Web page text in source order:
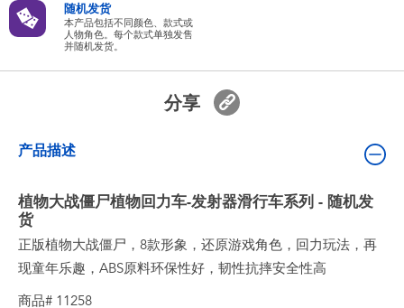
电池
新登场
随机发货
本产品包括不同颜色、款式或
人物角色。每个款式单独发售
并随机发货。
分享
产品描述
植物大战僵尸植物回力车-发射器滑行车系列 - 随机发
货
正版植物大战僵尸，8款形象，还原游戏角色，回力玩法，再
现童年乐趣，ABS原料环保性好，韧性抗摔安全性高
商品# 11258